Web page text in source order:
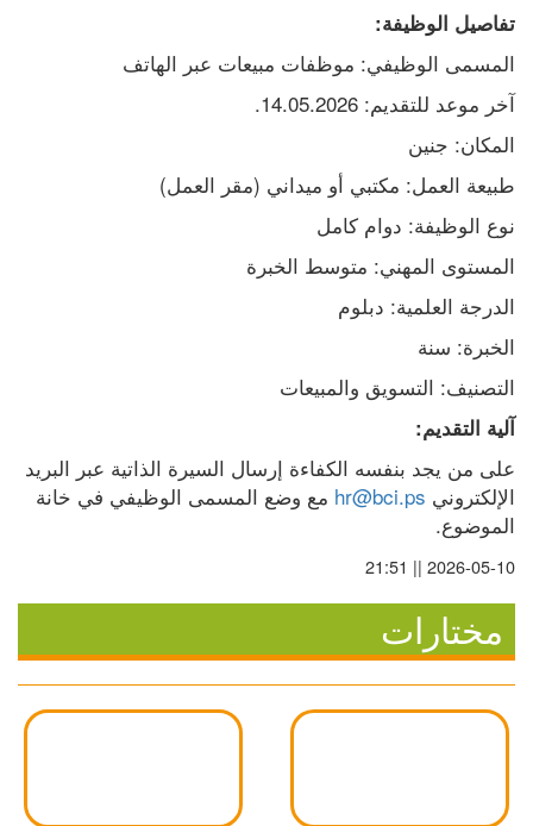
تفاصيل الوظيفة:
المسمى الوظيفي: موظفات مبيعات عبر الهاتف
آخر موعد للتقديم: 14.05.2026.
المكان: جنين
طبيعة العمل: مكتبي أو ميداني (مقر العمل)
نوع الوظيفة: دوام كامل
المستوى المهني: متوسط الخبرة
الدرجة العلمية: دبلوم
الخبرة: سنة
التصنيف: التسويق والمبيعات
آلية التقديم:
الإلكتروني hr@bci.ps
الموضوع.
2026-05-10 || 21:51
مختارات